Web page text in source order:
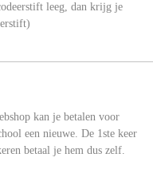
leeg, dan krijg je
kan je betalen voor
een nieuwe. De 1ste keer
betaal je hem dus zelf.